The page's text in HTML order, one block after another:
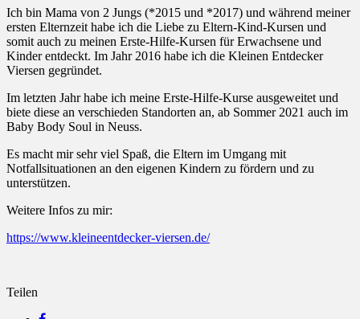
Ich bin Mama von 2 Jungs (*2015 und *2017) und während meiner
ersten Elternzeit habe ich die Liebe zu Eltern-Kind-Kursen und
somit auch zu meinen Erste-Hilfe-Kursen für Erwachsene und
Kinder entdeckt. Im Jahr 2016 habe ich die Kleinen Entdecker
Viersen gegründet.
Im letzten Jahr habe ich meine Erste-Hilfe-Kurse ausgeweitet und
biete diese an verschieden Standorten an, ab Sommer 2021 auch im
Baby Body Soul in Neuss.
Es macht mir sehr viel Spaß, die Eltern im Umgang mit
Notfallsituationen an den eigenen Kindern zu fördern und zu
unterstützen.
Weitere Infos zu mir:
https://www.kleineentdecker-viersen.de/
Teilen